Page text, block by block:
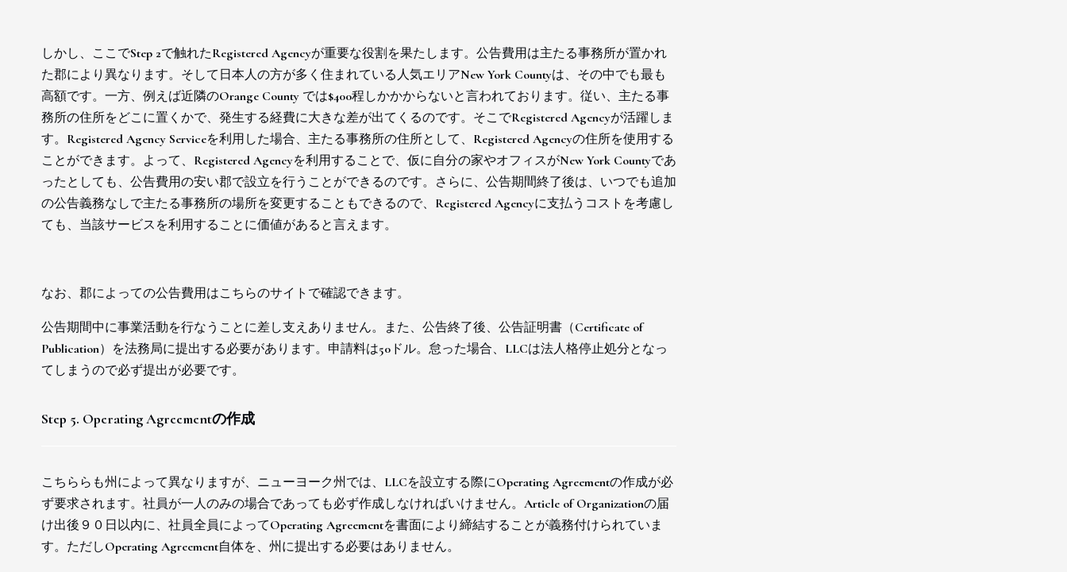
しかし、ここでStep 2で触れたRegistered Agencyが重要な役割を果たします。公告費用は主たる事務所が置かれ
た郡により異なります。そして日本人の方が多く住まれている人気エリアNew York Countyは、その中でも最も
高額です。一方、例えば近隣のOrange County では$400程しかかからないと言われております。従い、主たる事
務所の住所をどこに置くかで、発生する経費に大きな差が出てくるのです。そこでRegistered Agencyが活躍しま
す。Registered Agency Serviceを利用した場合、主たる事務所の住所として、Registered Agencyの住所を使用する
ことができます。よって、Registered Agencyを利用することで、仮に自分の家やオフィスがNew York Countyであ
ったとしても、公告費用の安い郡で設立を行うことができるのです。さらに、公告期間終了後は、いつでも追加
の公告義務なしで主たる事務所の場所を変更することもできるので、Registered Agencyに支払うコストを考慮し
ても、当該サービスを利用することに価値があると言えます。
なお、郡によっての公告費用はこちらのサイトで確認できます。
公告期間中に事業活動を行なうことに差し支えありません。また、公告終了後、公告証明書（Certificate of
Publication）を法務局に提出する必要があります。申請料は50ドル。怠った場合、LLCは法人格停止処分となっ
てしまうので必ず提出が必要です。
Step 5. Operating Agreementの作成
こちららも州によって異なりますが、ニューヨーク州では、LLCを設立する際にOperating Agreementの作成が必
ず要求されます。社員が一人のみの場合であっても必ず作成しなければいけません。Article of Organizationの届
け出後９０日以内に、社員全員によってOperating Agreementを書面により締結することが義務付けられていま
す。ただしOperating Agreement自体を、州に提出する必要はありません。